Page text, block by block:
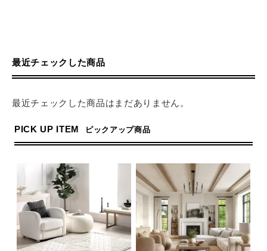
最近チェックした商品
最近チェックした商品はまだありません。
PICK UP ITEM ピックアップ商品